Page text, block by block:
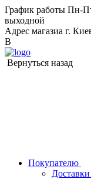
График работы Пн-
выходной
Адрес магазиа г.
В
Вернуться назад
Покупателю